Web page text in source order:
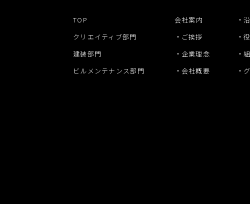
TOP
クリエイティブ部門
建装部門
ビルメンテナンス部門
会社案内
ご挨拶
企業理念
会社概要